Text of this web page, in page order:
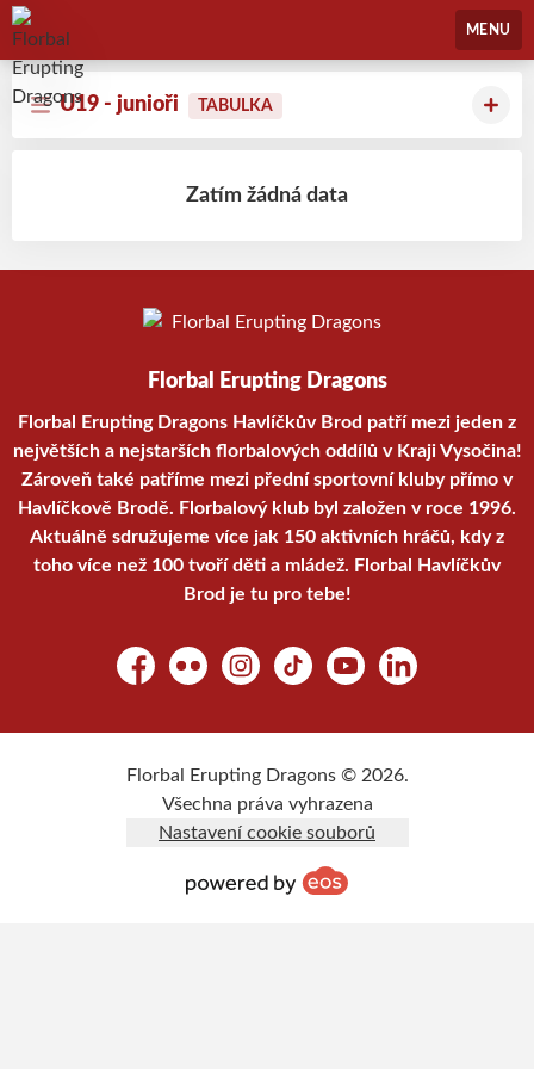
Florbal Erupting Dragons
MENU
U19 - junioři TABULKA
Zatím žádná data
Florbal Erupting Dragons
Florbal Erupting Dragons Havlíčkův Brod patří mezi jeden z
největších a nejstarších florbalových oddílů v Kraji Vysočina!
Zároveň také patříme mezi přední sportovní kluby přímo v
Havlíčkově Brodě. Florbalový klub byl založen v roce 1996.
Aktuálně sdružujeme více jak 150 aktivních hráčů, kdy z
toho více než 100 tvoří děti a mládež. Florbal Havlíčkův
Brod je tu pro tebe!
FacebookFlickr Instagram
TikTok YouTubeLinkedIn
Florbal Erupting Dragons © 2026.
Všechna práva vyhrazena
Nastavení cookie souborů